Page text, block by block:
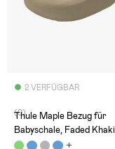
2 VERFÜGBAR
(0)
Thule Maple Bezug für
Babyschale, Faded Khaki